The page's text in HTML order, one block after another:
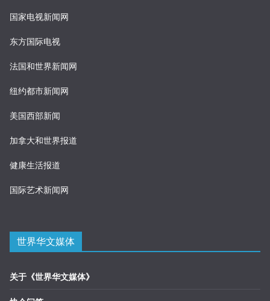
国家电视新闻网
东方国际电视
法国和世界新闻网
纽约都市新闻网
美国西部新闻
加拿大和世界报道
健康生活报道
国际艺术新闻网
世界华文媒体
关于《世界华文媒体》